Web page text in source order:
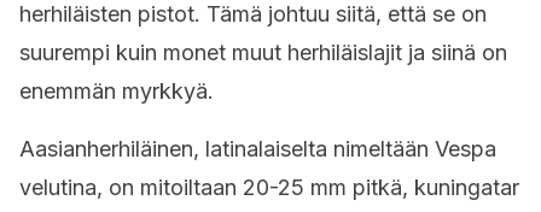
herhiläisten pistot. Tämä johtuu siitä, että se on
suurempi kuin monet muut herhiläislajit ja siinä on
enemmän myrkkyä.
Aasianherhiläinen, latinalaiselta nimeltään Vespa
velutina, on mitoiltaan 20-25 mm pitkä, kuningatar